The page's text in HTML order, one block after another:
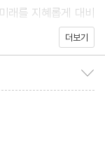
래를 지혜롭게 대비
더보기